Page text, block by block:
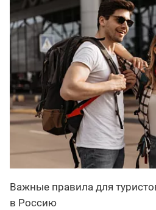
Важные правила для
в Россию